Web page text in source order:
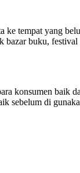
ke tempat yang
buku,
konsumen baik
sebelum di